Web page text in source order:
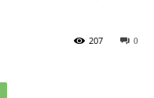
0
207